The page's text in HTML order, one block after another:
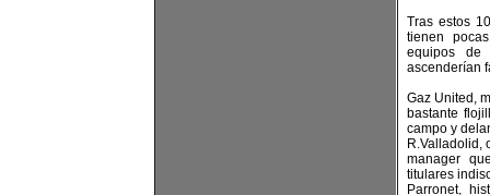
Tras estos
tienen
equipos de
ascenderían
Gaz United,
bastante
campo y
R.Valladolid,
manager
titulares
Parronet,